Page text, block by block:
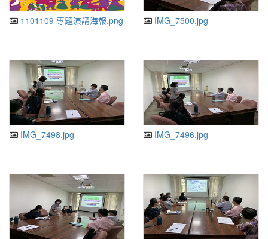
1101109 專題演講海報.png IMG_7500.jpg
IMG_7498.jpg IMG_7496.jpg